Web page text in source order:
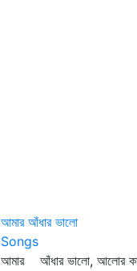
আমার আঁধার ভালো
Songs
আমার আঁধার ভালো, আলোর